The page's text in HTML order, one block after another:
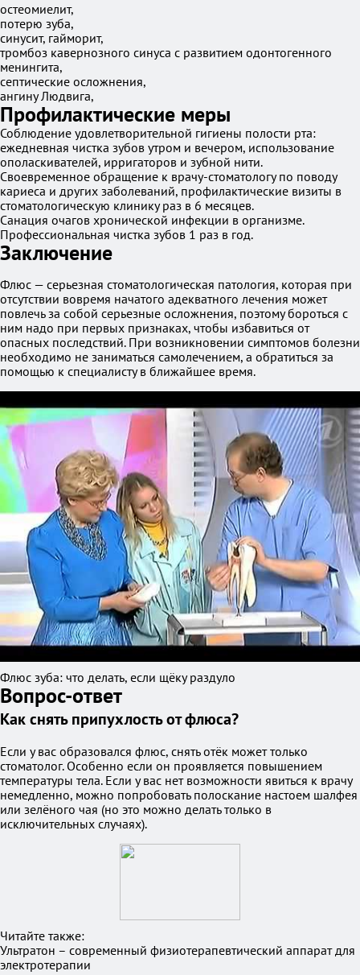
остеомиелит,
потерю зуба,
синусит, гайморит,
тромбоз кавернозного синуса с развитием одонтогенного
менингита,
септические осложнения,
ангину Людвига,
Профилактические меры
Соблюдение удовлетворительной гигиены полости рта:
ежедневная чистка зубов утром и вечером, использование
ополаскивателей, ирригаторов и зубной нити.
Своевременное обращение к врачу-стоматологу по поводу
кариеса и других заболеваний, профилактические визиты в
стоматологическую клинику раз в 6 месяцев.
Санация очагов хронической инфекции в организме.
Профессиональная чистка зубов 1 раз в год.
Заключение
Флюс — серьезная стоматологическая патология, которая при
отсутствии вовремя начатого адекватного лечения может
повлечь за собой серьезные осложнения, поэтому бороться с
ним надо при первых признаках, чтобы избавиться от
опасных последствий. При возникновении симптомов болезни
необходимо не заниматься самолечением, а обратиться за
помощью к специалисту в ближайшее время.
Флюс зуба: что делать, если щёку раздуло
Вопрос-ответ
Как снять припухлость от флюса?
Если у вас образовался флюс, снять отёк может только
стоматолог. Особенно если он проявляется повышением
температуры тела. Если у вас нет возможности явиться к врачу
немедленно, можно попробовать полоскание настоем шалфея
или зелёного чая (но это можно делать только в
исключительных случаях).
Читайте также:
Ультратон – современный физиотерапевтический аппарат для
электротерапии